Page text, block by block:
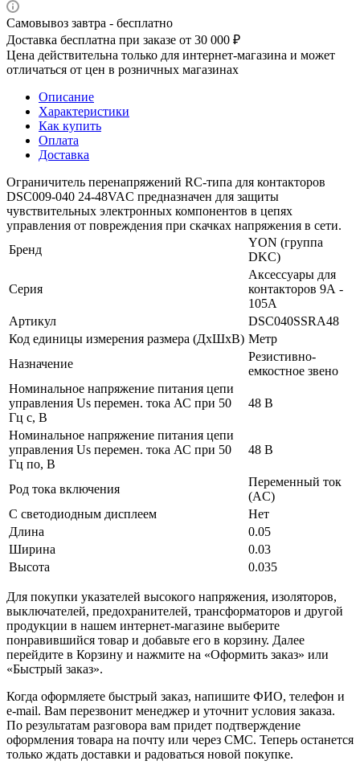
Самовывоз завтра - бесплатно
Доставка бесплатна при заказе от 30 000 ₽
Цена действительна только для интернет-магазина и может
отличаться от цен в розничных магазинах
Описание
Характеристики
Как купить
Оплата
Доставка
Ограничитель перенапряжений RC-типа для контакторов
DSC009-040 24-48VAC предназначен для защиты
чувствительных электронных компонентов в цепях
управления от повреждения при скачках напряжения в сети.
Бренд
YON (группа
DKC)
Серия
Аксессуары для
контакторов 9А -
105А
Артикул
DSC040SSRA48
Код единицы измерения размера (ДхШхВ) Метр
Назначение
Резистивно-
емкостное звено
Номинальное напряжение питания цепи
управления Us перемен. тока АС при 50
Гц с, В
48 В
Номинальное напряжение питания цепи
управления Us перемен. тока АС при 50
Гц по, В
48 В
Род тока включения
Переменный ток
(AC)
С светодиодным дисплеем
Нет
Длина
0.05
Ширина
0.03
Высота
0.035
Для покупки указателей высокого напряжения, изоляторов,
выключателей, предохранителей, трансформаторов и другой
продукции в нашем интернет-магазине выберите
понравившийся товар и добавьте его в корзину. Далее
перейдите в Корзину и нажмите на «Оформить заказ» или
«Быстрый заказ».
Когда оформляете быстрый заказ, напишите ФИО, телефон и
e-mail. Вам перезвонит менеджер и уточнит условия заказа.
По результатам разговора вам придет подтверждение
оформления товара на почту или через СМС. Теперь останется
только ждать доставки и радоваться новой покупке.